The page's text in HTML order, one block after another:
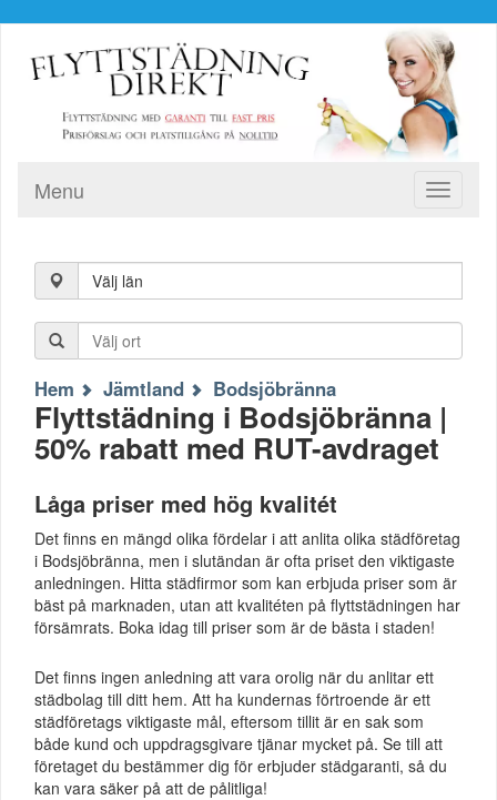
Toggle
Menu
Välj län
Hem Jämtland Bodsjöbränna
Flyttstädning i Bodsjöbränna |
50% rabatt med RUT-avdraget
Låga priser med hög kvalitét
Det finns en mängd olika fördelar i att anlita olika städföretag
i Bodsjöbränna, men i slutändan är ofta priset den viktigaste
anledningen. Hitta städfirmor som kan erbjuda priser som är
bäst på marknaden, utan att kvalitéten på flyttstädningen har
försämrats. Boka idag till priser som är de bästa i staden!
Det finns ingen anledning att vara orolig när du anlitar ett
städbolag till ditt hem. Att ha kundernas förtroende är ett
städföretags viktigaste mål, eftersom tillit är en sak som
både kund och uppdragsgivare tjänar mycket på. Se till att
företaget du bestämmer dig för erbjuder städgaranti, så du
kan vara säker på att de pålitliga!